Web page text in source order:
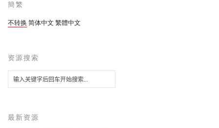
簡繁
不转换 简体中文 繁體中文
资源搜索
最新资源